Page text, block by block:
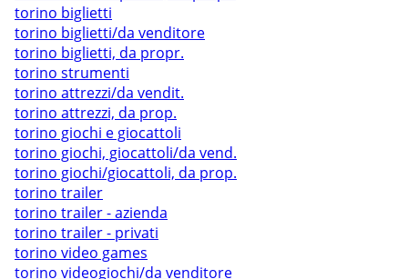
torino biglietti
torino biglietti/da venditore
torino biglietti, da propr.
torino strumenti
torino attrezzi/da vendit.
torino attrezzi, da prop.
torino giochi e giocattoli
torino giochi, giocattoli/da vend.
torino giochi/giocattoli, da prop.
torino trailer
torino trailer - azienda
torino trailer - privati
torino video games
torino videogiochi/da venditore